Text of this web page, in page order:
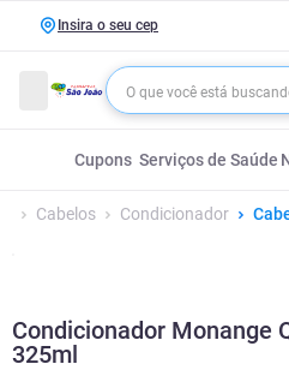
Insira o seu cep
Cupons Serviços de Saúde
Cabelos Condicionador
Condicionador Monange
325ml